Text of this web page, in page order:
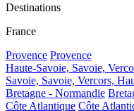
Destinations
France
Provence Provence
Haute-Savoie, Savoie,
Savoie, Savoie, Vercors,
Bretagne - Normandie
Côte Atlantique Côte